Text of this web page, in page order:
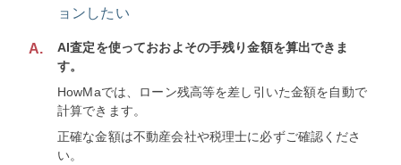
ョンしたい
A.
AI査定を使っておおよその手残り金額を算出できま
す。
HowMaでは、ローン残高等を差し引いた金額を自動で
計算できます。
正確な金額は不動産会社や税理士に必ずご確認くださ
い。